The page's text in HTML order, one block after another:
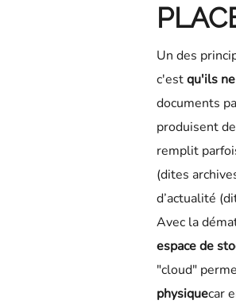
Un des
c'estqu'ils
documents
produisent
remplit
(dites
d’actualité
Avec la
espace de
"cloud"
physiquecar